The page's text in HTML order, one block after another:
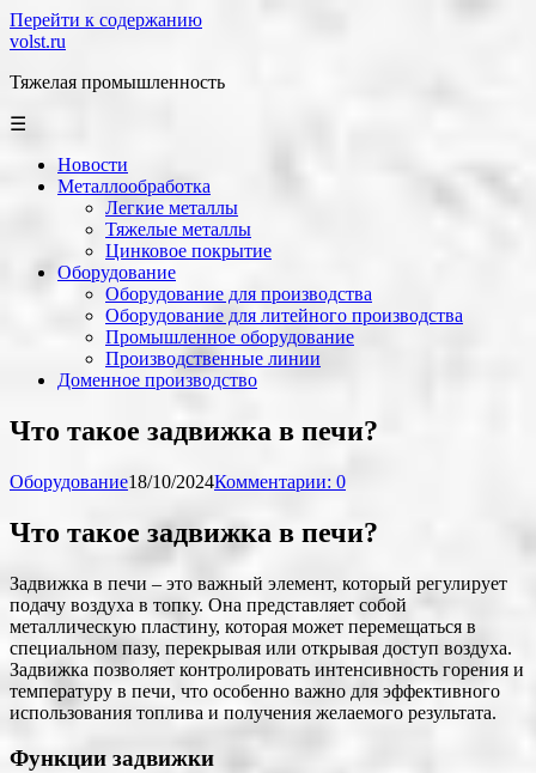
Перейти к содержанию
volst.ru
Тяжелая промышленность
☰
Новости
Металлообработка
Легкие металлы
Тяжелые металлы
Цинковое покрытие
Оборудование
Оборудование для производства
Оборудование для литейного производства
Промышленное оборудование
Производственные линии
Доменное производство
Что такое задвижка в печи?
Оборудование18/10/2024Комментарии: 0
Что такое задвижка в печи?
Задвижка в печи ‒ это важный элемент, который регулирует
подачу воздуха в топку. Она представляет собой
металлическую пластину, которая может перемещаться в
специальном пазу, перекрывая или открывая доступ воздуха.
Задвижка позволяет контролировать интенсивность горения и
температуру в печи, что особенно важно для эффективного
использования топлива и получения желаемого результата.
Функции задвижки